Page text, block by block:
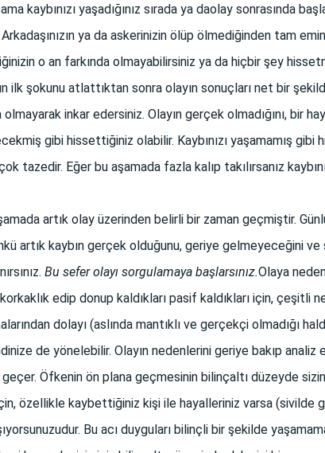
kaybınızı yaşadığınız sırada ya daolay sonrasında
Arkadaşınızın ya da askerinizin ölüp ölmediğinden tam
o an farkında olmayabilirsiniz ya da hiçbir şey
ilk şokunu atlattıktan sonra olayın sonuçları net bir
inkar edersiniz. Olayın gerçek olmadığını, bir
gibi hissettiğiniz olabilir. Kaybınızı yaşamamış
tazedir. Eğer bu aşamada fazla kalıp takılırsanız
artık olay üzerinden belirli bir zaman geçmiştir.
artık kaybın gerçek olduğunu, geriye gelmeyeceğini ve
Bu sefer olayı sorgulamaya başlarsınız.Olaya
edip donup kaldıkları pasif kaldıkları için, çeşitli
dolayı (aslında mantıklı ve gerçekçi olmadığı
de yönelebilir. Olayın nedenlerini geriye bakıp analiz
Öfkenin ön plana geçmesinin bilinçaltı düzeyde sizin
özellikle kaybettiğiniz kişi ile hayalleriniz varsa (sivilde
Bu acı duyguları bilinçli bir şekilde